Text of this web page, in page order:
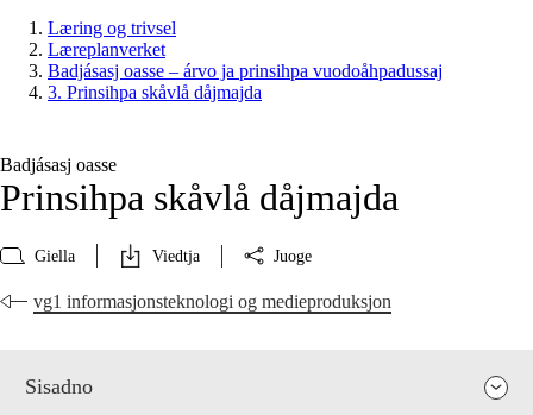
Læring og trivsel
Læreplanverket
Badjásasj oasse – árvo ja prinsihpa vuodoåhpadussaj
3. Prinsihpa skåvlå dåjmajda
Badjásasj oasse
Prinsihpa skåvlå dåjmajda
Giella Viedtja Juoge
vg1 informasjonsteknologi og medieproduksjon
Sisadno